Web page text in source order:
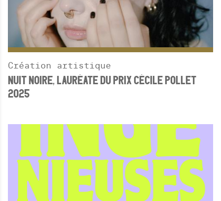
Création artistique
NUIT NOIRE, LAURÉATE DU PRIX CÉCILE POLLET
2025